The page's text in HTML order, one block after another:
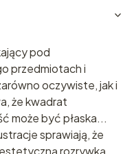
pod
przedmiotach i
oczywiste, jak i
że kwadrat
może być płaska...
sprawiają, że